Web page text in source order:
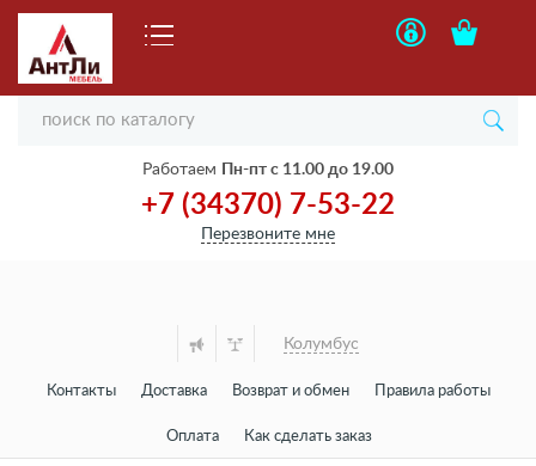
Работаем Пн-пт с 11.00 до 19.00
+7 (34370) 7-53-22
Перезвоните мне
Колумбус
Контакты Доставка Возврат и обмен Правила работы
Оплата Как сделать заказ